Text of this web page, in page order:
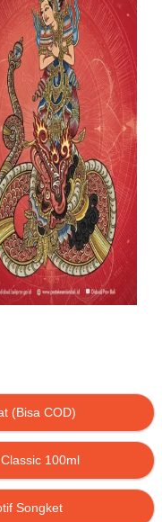
(Bisa COD)
100ml
Songket